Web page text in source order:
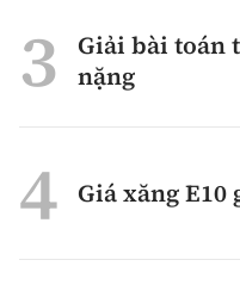
Giải bài toán
nặng
Giá xăng